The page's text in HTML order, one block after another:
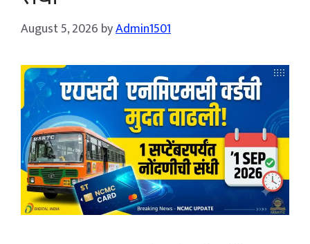
August 5, 2026 byAdmin1501